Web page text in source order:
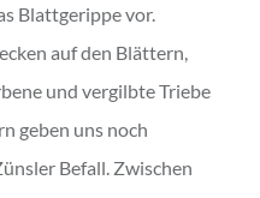
Blattgerippe vor.
auf den Blättern,
und vergilbte Triebe
geben uns noch
Befall. Zwischen